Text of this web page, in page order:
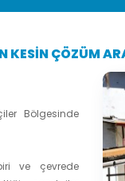
KESIN ÇÖZÜM
Bölgesinde
ve çevrede